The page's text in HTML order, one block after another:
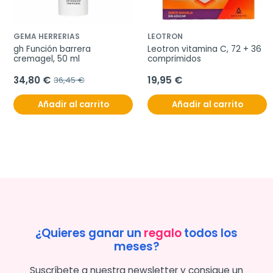
GEMA HERRERIAS
gh Función barrera
cremagel, 50 ml
34,80 € 36,45 €
Añadir al carrito
LEOTRON
Leotron vitamina C, 72 + 36
comprimidos
19,95 €
Añadir al carrito
¿Quieres ganar un regalotodos los
meses?
Suscríbete a nuestra newsletter y consigue un